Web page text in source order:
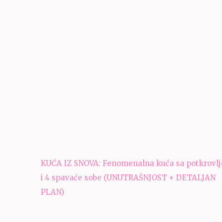
Navigacija
članaka
KUĆA IZ SNOVA: Fenomenalna kuća sa
i 4 spavaće sobe (UNUTRAŠNJOST + DETALJAN
PLAN)